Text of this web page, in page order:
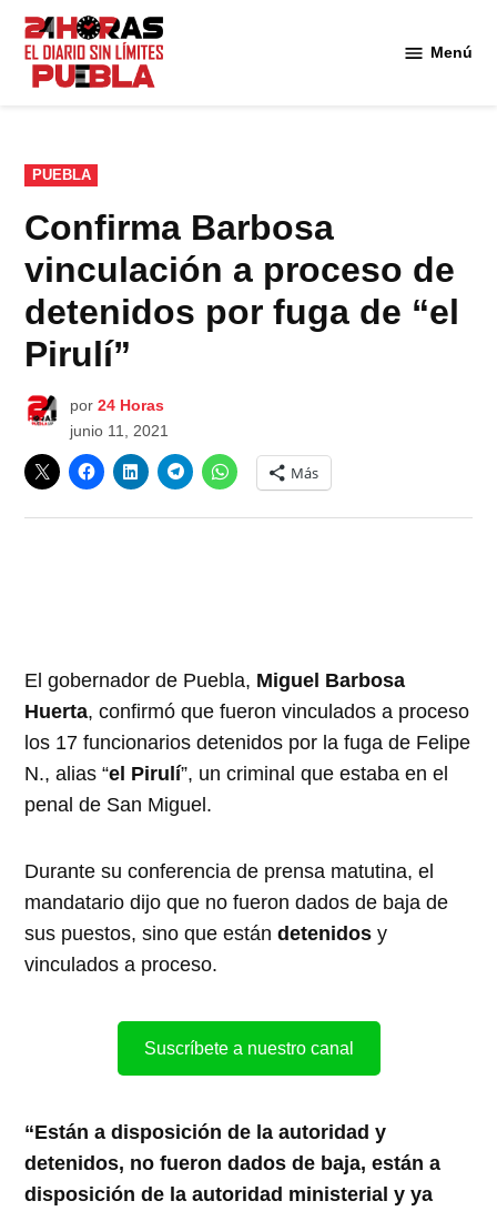
Saltar
contenido
Menú
PUBLICADO
EN
PUEBLA
Confirma Barbosa
vinculación a proceso de
detenidos por fuga de “el
Pirulí”
por 24 Horas
junio 11, 2021
Más
El gobernador de Puebla, Miguel Barbosa
Huerta, confirmó que fueron vinculados a proceso
los 17 funcionarios detenidos por la fuga de Felipe
N., alias “el Pirulí”, un criminal que estaba en el
penal de San Miguel.
Durante su conferencia de prensa matutina, el
mandatario dijo que no fueron dados de baja de
sus puestos, sino que estándetenidos y
vinculados a proceso.
Suscríbete a nuestro canal
“Están a disposición de la autoridad y
detenidos, no fueron dados de baja, están a
disposición de la autoridad ministerial y ya